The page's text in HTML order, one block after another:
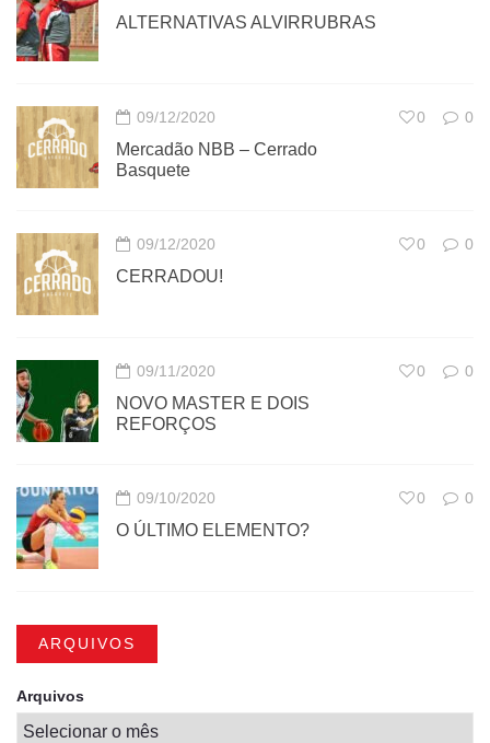
ALTERNATIVAS ALVIRRUBRAS
09/12/2020 0
0
Mercadão NBB – Cerrado
Basquete
09/12/2020 0
0
CERRADOU!
09/11/2020 0
0
NOVO MASTER E DOIS
REFORÇOS
09/10/2020 0
0
O ÚLTIMO ELEMENTO?
ARQUIVOS
Arquivos